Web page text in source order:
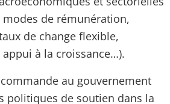
de rémunération,
de change flexible,
à la croissance…).
au gouvernement
politiques de soutien dans la